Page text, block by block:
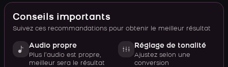
Conseils importants
Suivez ces recommandations pour obtenir le meilleur résultat
Audio propre
Plus l’audio est propre,
meilleur sera le résultat
Réglage de tonalité
Ajustez selon une
conversion